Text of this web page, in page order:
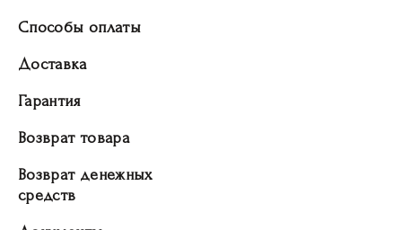
Способы оплаты
Доставка
Гарантия
Возврат товара
Возврат денежных
средств